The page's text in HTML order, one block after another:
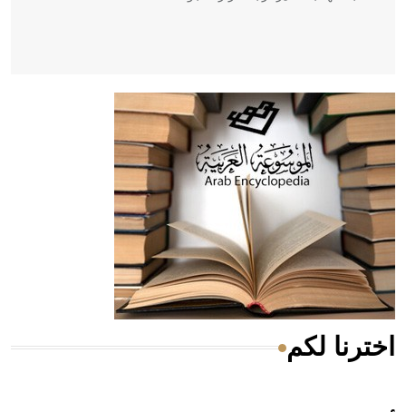
- هل تعلم أن أبقراط كتب في الطب أربعة مؤلفات هي:
الحكم، الأدلة، تنظيم التغذية، ورسالته في جروح الرأس. ويعود
له الفضل بأنه حرر الطب من الدين والفلسفة.
- هل تعلم أن المرجان إفراز حيواني يتكون في البحر ويتركب
من مادة كربونات الكلسيوم، وهو أحمر أو شديد الحمرة وهو
أجود أنواعه، ويمتاز بكبر الحجم ويسمى الش
هل تعلم أن الأبسيد كلمة فرنسية اللفظ تم اعتمادها مصطلحاً
اخترنا لكم